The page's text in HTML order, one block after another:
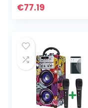
Karaokemachine
€77.19